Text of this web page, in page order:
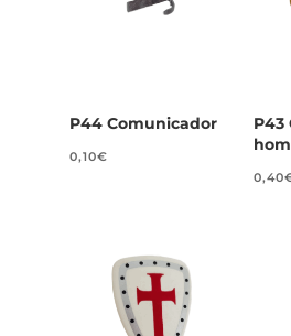
P44 Comunicador
0,10€
P43
0,40